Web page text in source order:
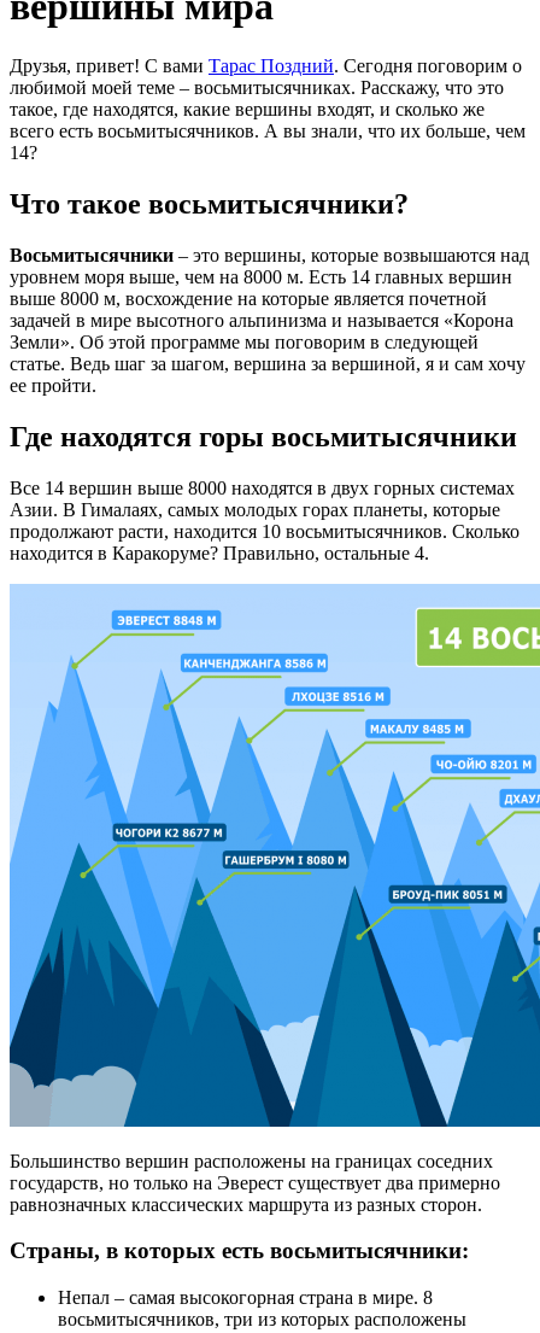
Друзья, привет! С вами Тарас Поздний. Сегодня поговорим о
любимой моей теме – восьмитысячниках. Расскажу, что это
такое, где находятся, какие вершины входят, и сколько же
всего есть восьмитысячников. А вы знали, что их больше, чем
14?
Что такое восьмитысячники?
Восьмитысячники – это вершины, которые возвышаются над
уровнем моря выше, чем на 8000 м. Есть 14 главных вершин
выше 8000 м, восхождение на которые является почетной
задачей в мире высотного альпинизма и называется «Корона
Земли». Об этой программе мы поговорим в следующей
статье. Ведь шаг за шагом, вершина за вершиной, я и сам хочу
ее пройти.
Где находятся горы восьмитысячники
Все 14 вершин выше 8000 находятся в двух горных системах
Азии. В Гималаях, самых молодых горах планеты, которые
продолжают расти, находится 10 восьмитысячников. Сколько
находится в Каракоруме? Правильно, остальные 4.
Большинство вершин расположены на границах соседних
государств, но только на Эверест существует два примерно
равнозначных классических маршрута из разных сторон.
Страны, в которых есть восьмитысячники:
Непал – самая высокогорная страна в мире. 8
восьмитысячников, три из которых расположены